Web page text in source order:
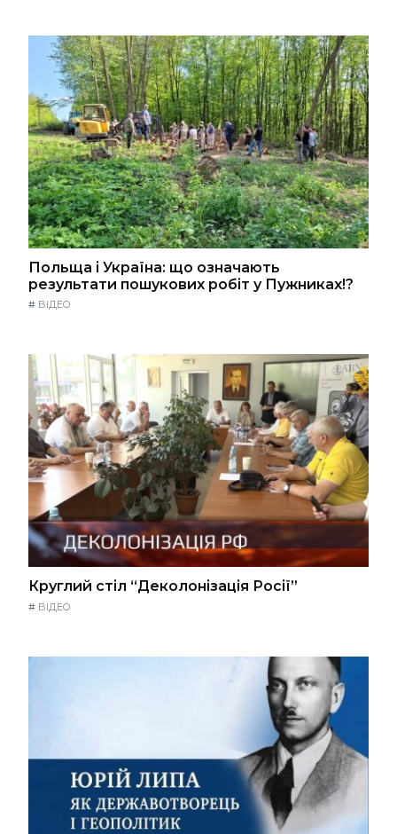
Польща і Україна: що означають
результати пошукових робіт у Пужниках!?
# ВІДЕО
Круглий стіл “Деколонізація Росії”
# ВІДЕО